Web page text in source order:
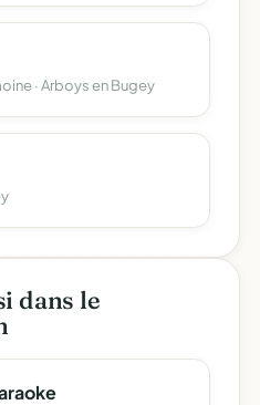
· Arboys en Bugey
dans le